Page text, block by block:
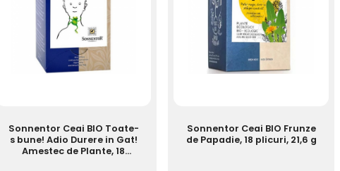
Sonnentor Ceai BIO Toate-
s bune! Adio Durere in Gat!
Amestec de Plante, 18
Sonnentor Ceai BIO Frunze
de Papadie, 18 plicuri, 21,6 g